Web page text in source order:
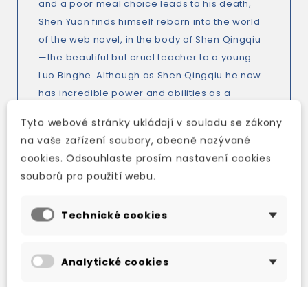
and a poor meal choice leads to his death,
Shen Yuan finds himself reborn into the world
of the web novel, in the body of Shen Qingqiu
—the beautiful but cruel teacher to a young
Luo Binghe. Although as Shen Qingqiu he now
has incredible power and abilities as a
punished for crimes against the protagonist,
so this new Shen Qingqiu has only one course
of action: get into Luo Binghe’s good graces
before the young man’s rise to power. That’s
true scum villain!
Tyto webové stránky ukládají v souladu se zákony
na vaše zařízení soubory, obecně nazývané
cookies. Odsouhlaste prosím nastavení cookies
souborů pro použití webu.
Technické cookies
Analytické cookies